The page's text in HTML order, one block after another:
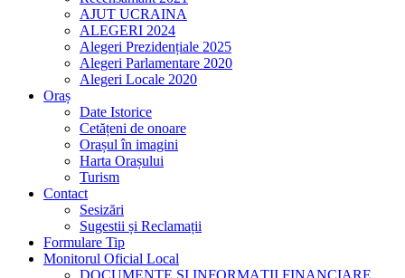
AJUT UCRAINA
ALEGERI 2024
Alegeri Prezidențiale 2025
Alegeri Parlamentare 2020
Alegeri Locale 2020
Oraș
Date Istorice
Cetățeni de onoare
Orașul în imagini
Harta Orașului
Turism
Contact
Sesizări
Sugestii și Reclamații
Formulare Tip
Monitorul Oficial Local